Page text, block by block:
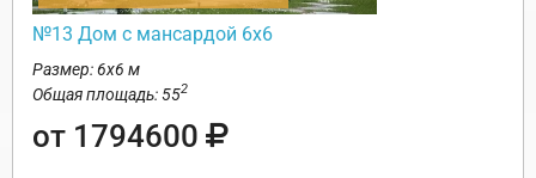
№13 Дом с мансардой 6х6
Размер: 6х6 м
Общая площадь: 552
от 1794600